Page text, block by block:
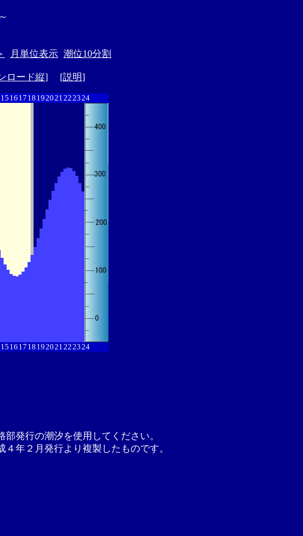
～
月単位表示 潮位10分割
ロード縦] [説明]
15 16 17 18 192021222324
15 16 17 18 192021222324
発行の潮汐を使用してください。
年２月発行より複製したものです。